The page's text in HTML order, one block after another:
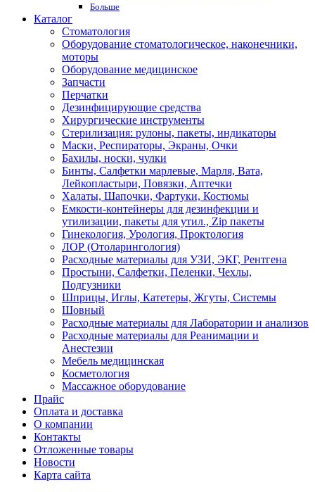
Больше
Каталог
Стоматология
Оборудование стоматологическое, наконечники,
моторы
Оборудование медицинское
Запчасти
Перчатки
Дезинфицирующие средства
Хирургические инструменты
Стерилизация: рулоны, пакеты, индикаторы
Маски, Респираторы, Экраны, Очки
Бахилы, носки, чулки
Бинты, Салфетки марлевые, Марля, Вата,
Лейкопластыри, Повязки, Аптечки
Халаты, Шапочки, Фартуки, Костюмы
Емкости-контейнеры для дезинфекции и
утилизации, пакеты для утил., Zip пакеты
Гинекология, Урология, Проктология
ЛОР (Отоларингология)
Расходные материалы для УЗИ, ЭКГ, Рентгена
Простыни, Салфетки, Пеленки, Чехлы,
Подгузники
Шприцы, Иглы, Катетеры, Жгуты, Системы
Шовный
Расходные материалы для Лаборатории и анализов
Расходные материалы для Реанимации и
Анестезии
Мебель медицинская
Косметология
Массажное оборудование
Прайс
Оплата и доставка
О компании
Контакты
Отложенные товары
Новости
Карта сайта